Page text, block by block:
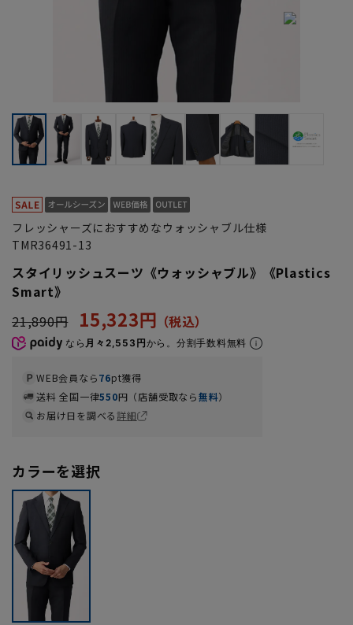
フレッシャーズにおすすめなウォッシャブル仕様
TMR36491-13
スタイリッシュスーツ《ウォッシャブル》《Plastics
Smart》
21,890円
15,323円
なら 月々2,553円から。分割手数料無料
WEB会員なら76pt獲得
送料 全国一律550円（店舗受取なら無料）
お届け日を調べる詳細
カラーを選択